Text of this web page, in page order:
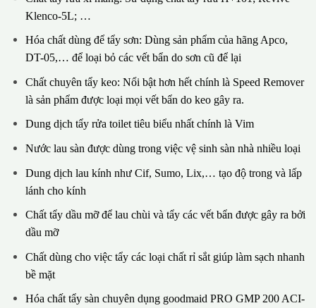
Klenco-5L; …
Hóa chất dùng để tẩy sơn: Dùng sản phẩm của hãng Apco,
DT-05,… để loại bỏ các vết bẩn do sơn cũ để lại
Chất chuyên tẩy keo: Nổi bật hơn hết chính là Speed Remover
là sản phẩm được loại mọi vết bẩn do keo gây ra.
Dung dịch tẩy rửa toilet tiêu biểu nhất chính là Vim
Nước lau sàn được dùng trong việc vệ sinh sàn nhà nhiều loại
Dung dịch lau kính như Cif, Sumo, Lix,… tạo độ trong và lấp
lánh cho kính
Chất tẩy dầu mỡ để lau chùi và tẩy các vết bẩn được gây ra bởi
dầu mỡ
Chất dùng cho việc tẩy các loại chất rỉ sắt giúp làm sạch nhanh
bề mặt
Hóa chất tẩy sàn chuyên dụng goodmaid PRO GMP 200 ACI-